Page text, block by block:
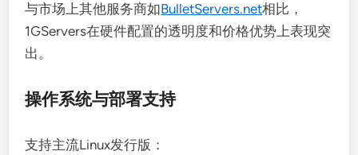
与市场上其他服务商如BulletServers.net相比，
1GServers在硬件配置的透明度和价格优势上表现突
出。
操作系统与部署支持
支持主流Linux发行版：